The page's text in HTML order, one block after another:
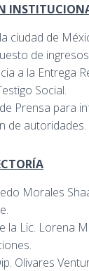
ciudad de
de
a la Entrega
Social.
Prensa para
de autoridades.
Morales
la Lic. Lorena
Olivares